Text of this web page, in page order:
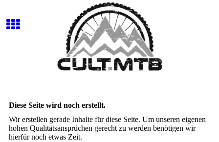
Diese Seite wird noch erstellt.
Wir erstellen gerade Inhalte für diese Seite. Um unseren eigenen
hohen Qualitätsansprüchen gerecht zu werden benötigen wir
hierfür noch etwas Zeit.